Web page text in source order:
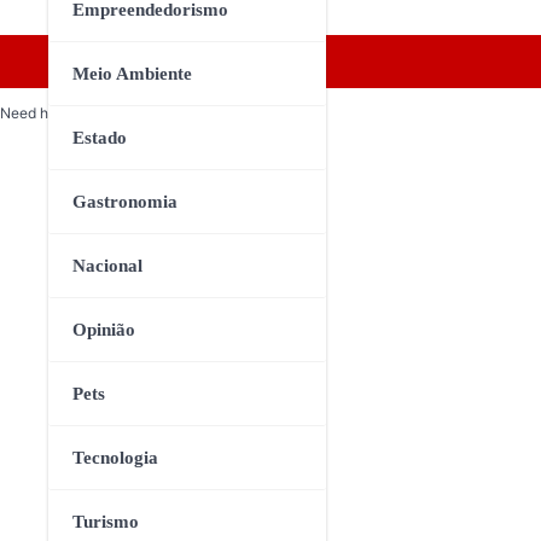
Empreendedorismo
Meio Ambiente
Estado
Gastronomia
Nacional
Opinião
Pets
Tecnologia
Turismo
Need help? Our team is just a message away